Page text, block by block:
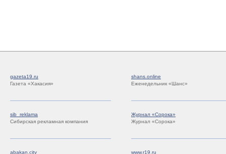
gazeta19.ru
Газета «Хакасия»
shans.online
Еженедельник «Шанс»
sib_reklama
Сибирская рекламная компания
Журнал «Сорока»
Журнал «Сорока»
abakan.city
www.r19.ru